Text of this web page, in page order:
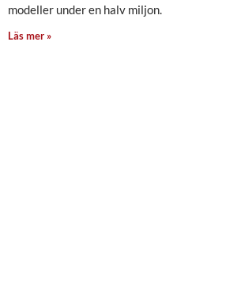
modeller under en halv miljon.
Läs mer »